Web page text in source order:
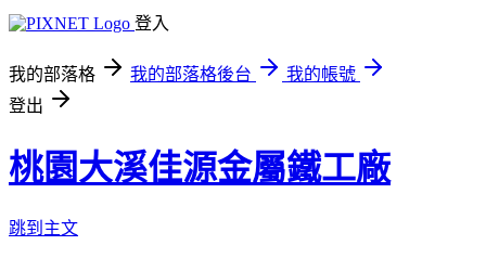
登入
我的部落格 我的部落格後台
我的帳號
登出
桃園大溪佳源金屬鐵工廠
跳到主文